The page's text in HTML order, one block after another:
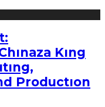
Kıng
Productıon